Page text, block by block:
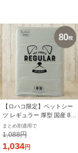
【ロハコ限定】ペットシー
ツ レギュラー 厚型 国産 80
枚 1袋 ペットシート オリジ
ナル
まとめ割適用で
1,088円
1,034円